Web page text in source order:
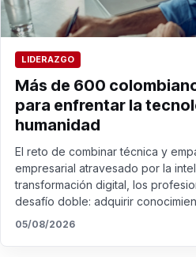
LIDERAZGO
Más de 600
para enfrentar la
humanidad
El reto de combinar técnica y
empresarial atravesado por la
transformación digital, los
desafío doble: adquirir
05/08/2026